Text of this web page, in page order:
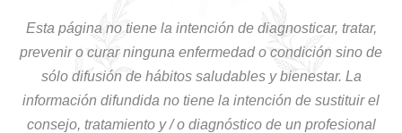
Esta página no tiene la intención de diagnosticar, tratar,
prevenir o curar ninguna enfermedad o condición sino de
sólo difusión de hábitos saludables y bienestar. La
información difundida no tiene la intención de sustituir el
consejo, tratamiento y / o diagnóstico de un profesional